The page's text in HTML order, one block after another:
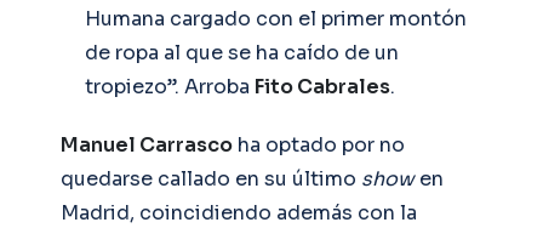
Humana cargado con el primer montón
de ropa al que se ha caído de un
tropiezo”. Arroba Fito Cabrales.
Manuel Carrasco ha optado por no
quedarse callado en su último showen
Madrid, coincidiendo además con la